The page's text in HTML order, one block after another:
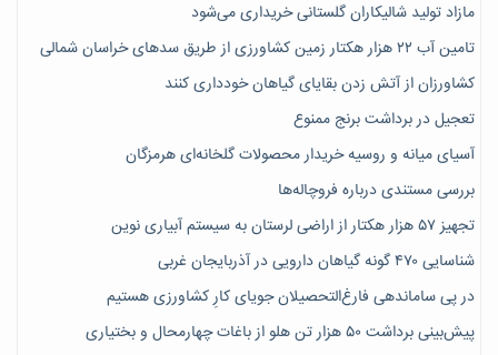
مازاد تولید شالیکاران گلستانی خریداری می‌شود
تامین آب ۲۲ هزار هکتار زمین کشاورزی از طریق سدهای خراسان شمالی
کشاورزان از آتش زدن بقایای گیاهان خودداری کنند
تعجیل در برداشت برنج ممنوع
آسیای میانه و روسیه خریدار محصولات گلخانه‌ای هرمزگان
بررسی مستندی درباره فروچاله‌ها
تجهیز ۵۷ هزار هکتار از اراضی لرستان به سیستم آبیاری نوین
شناسایی ۴۷٠ گونه گیاهان دارویی در آذربایجان غربی
در پی ساماندهی فارغ‌التحصیلان جویای کارِ کشاورزی هستیم
پیش‎‌بینی برداشت ۵۰ هزار تن هلو از باغات چهارمحال و بختیاری